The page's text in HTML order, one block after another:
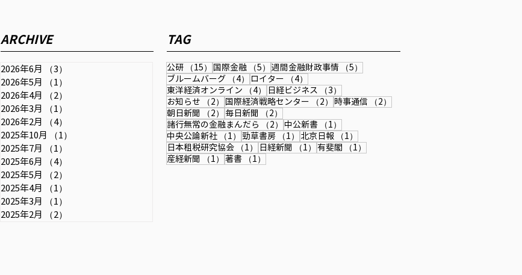
＝行き過ぎた円安で日本の国
力弱まる』
2026年6月11日配信の時事通信社
「時事ドットコム」に取材記事が
掲載されました。 為替・金融政
策・成長戦略・中国との関係など
を扱っています。 【詳報】中尾
武彦元財務官「日銀は利上げ継続
し、金融政策正常化を」＝行き過
ぎた円安で日本の国力弱まる＃取
材班インタビュー：時事ドットコ
ム
されました。
ARCHIVE
2026年6月 （3）
2026年5月
（1）
2026年4月
（2）
2026年3月
（1）
2026年2月
（4）
2025年10月
（1）
2025年7月
（1）
2025年6月
（4）
2025年5月
（2）
2025年4月
（1）
2025年3月
（1）
2025年2月
（2）
TAG
公研 （15） 15件の記事
国際金融 （5） 5件の記事
週間金融財政事情 （5）
ブルームバーグ
（4） 4件の記事
ロイター （4）
東洋経済オンライン
（4） 4件の記事
日経ビジネス （3）
お知らせ
（2） 2件の記事
国際経済戦略センター （2） 2件の記事
時事通信 （2）
朝日新聞
（2） 2件の記事
毎日新聞 （2）
諸行無常の金融まんだら
（2） 2件の記事
中公新書 （1）
中央公論新社
（1） 1件の記事
勁草書房 （1） 1件の記事
北京日報 （1）
日本租税研究協会
（1） 1件の記事
日経新聞 （1） 1件の記事
有斐閣 （1）
産経新聞
（1） 1件の記事
著書 （1）